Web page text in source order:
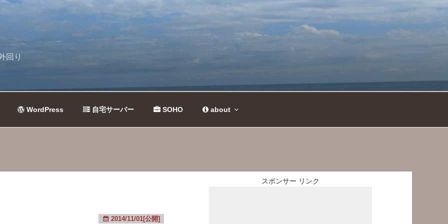
回り
WordPress 自宅サーバー SOHO about
2014/11/01[公開]
スポンサー リンク